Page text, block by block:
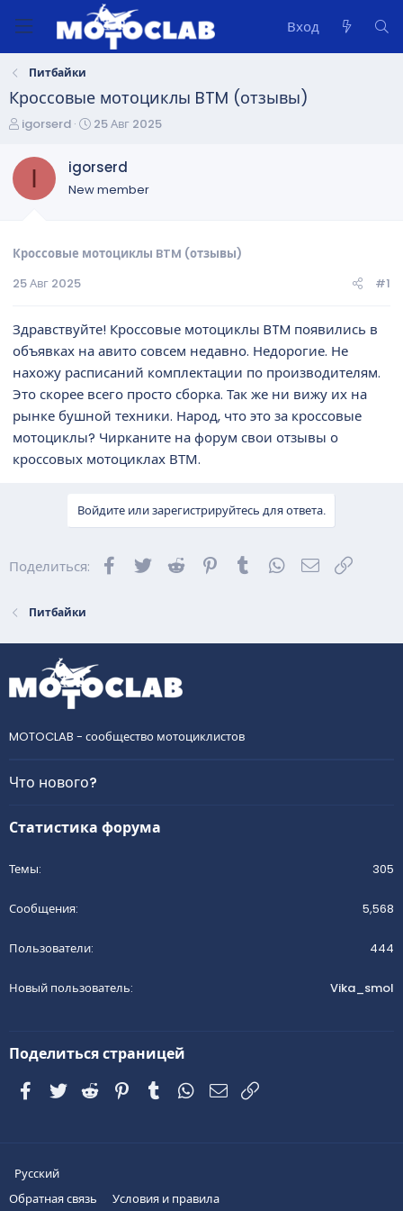
Вход
Питбайки
Кроссовые мотоциклы BTM (отзывы)
А
т
р
м
igorserd
Д
а
н
а
25 Авг 2025
I igorserd
New member
Кроссовые мотоциклы BTM (отзывы)
25 Авг 2025
#1
Здравствуйте! Кроссовые мотоциклы BTM появились в
объявках на авито совсем недавно. Недорогие. Не
нахожу расписаний комплектации по производителям.
Это скорее всего просто сборка. Так же ни вижу их на
рынке бушной техники. Народ, что это за кроссовые
мотоциклы? Чирканите на форум свои отзывы о
кроссовых мотоциклах ВТМ.
Войдите или зарегистрируйтесь для ответа.
Поделиться: Facebook
Twitter Reddit Pinterest
Tumblr WhatsApp
Питбайки
MOTOCLAB - сообщество мотоциклистов
Что нового?
Статистика форума
Темы 305
Сообщения 5,568
Пользователи 444
Новый пользователь Vika_smol
Поделиться страницей
FacebookTwitterReddit PinterestTumblrWhatsAppЭлектронная почта
Русский
Обратная связь
Условия и правила